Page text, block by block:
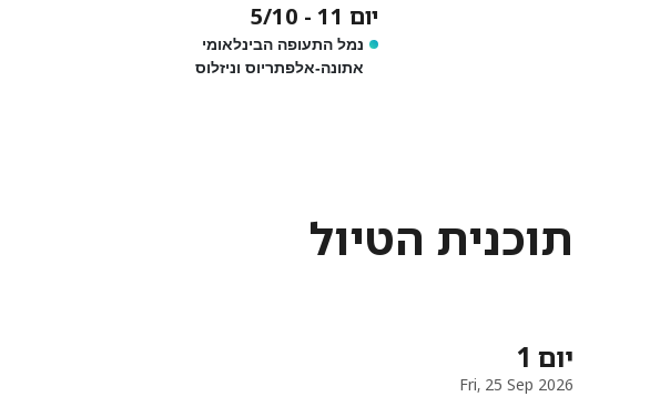
יום 11 - 5/10
נמל התעופה הבינלאומי
אתונה-אלפתריוס וניזלוס
תוכנית הטיול
יום 1
Fri, 25 Sep 2026